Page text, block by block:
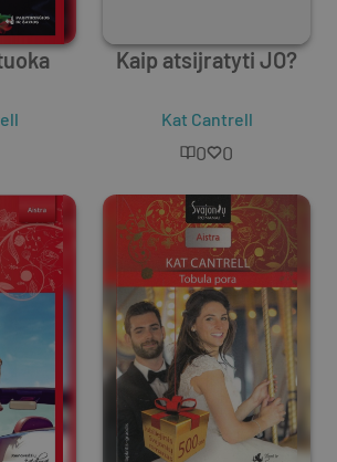
Kaip atsijratyti JO?
Kat Cantrell
0 0